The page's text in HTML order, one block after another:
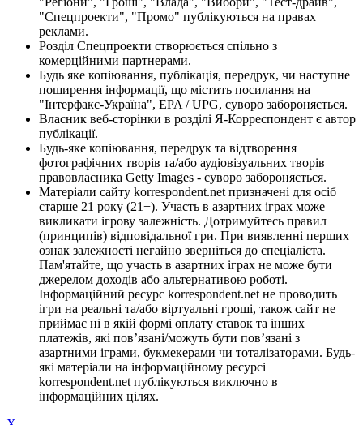
"Спецпроекти", "Промо" публікуються на правах
реклами.
Розділ Спецпроекти створюється спільно з
комерційними партнерами.
Будь яке копіювання, публікація, передрук, чи наступне
поширення інформації, що містить посилання на
"Інтерфакс-Україна", EPA / UPG, суворо забороняється.
Власник веб-сторінки в розділі Я-Корреспондент є автор
публікації.
Будь-яке копіювання, передрук та відтворення
фотографічних творів та/або аудіовізуальних творів
правовласника Getty Images - суворо забороняється.
Матеріали сайту korrespondent.net призначені для осіб
старше 21 року (21+). Участь в азартних іграх може
викликати ігрову залежність. Дотримуйтесь правил
(принципів) відповідальної гри. При виявленні перших
ознак залежності негайно зверніться до спеціаліста.
Пам'ятайте, що участь в азартних іграх не може бути
джерелом доходів або альтернативою роботі.
Інформаційний ресурс korrespondent.net не проводить
ігри на реальні та/або віртуальні гроші, також сайт не
приймає ні в якій формі оплату ставок та інших
платежів, які пов’язані/можуть бути пов’язані з
азартними іграми, букмекерами чи тоталізаторами. Будь-
які матеріали на інформаційному ресурсі
korrespondent.net публікуються виключно в
інформаційних цілях.